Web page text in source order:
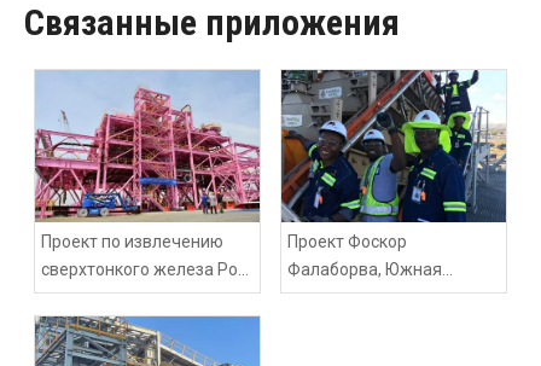
Связанные приложения
Проект по извлечению
сверхтонкого железа Роя
Хилла, Австралия
Проект Фоскор
Фалаборва, Южная
Африка